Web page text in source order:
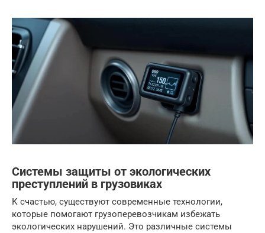
Системы защиты от экологических
преступлений в грузовиках
К счастью, существуют современные технологии,
которые помогают грузоперевозчикам избежать
экологических нарушений. Это различные системы